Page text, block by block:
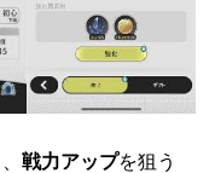
戦力アップを狙う